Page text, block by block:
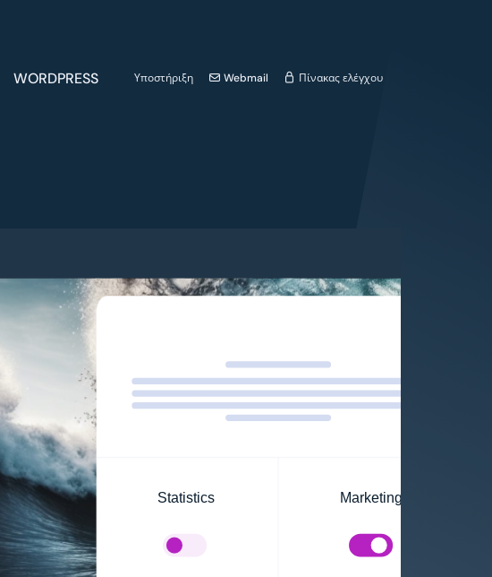
WORDPRESS Υποστήριξη Webmail Πίνακας ελέγχου